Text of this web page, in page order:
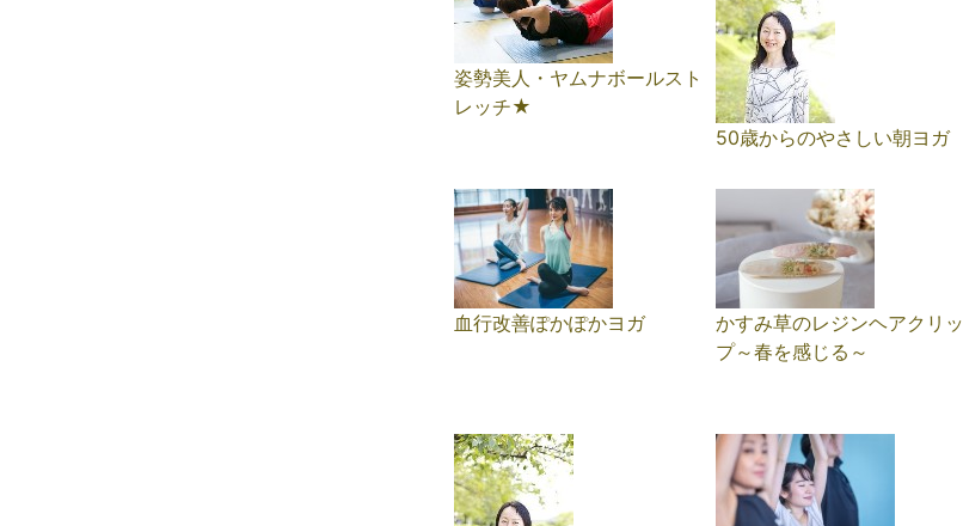
姿勢美人・ヤムナボールスト
レッチ★
50歳からのやさしい朝ヨガ
血行改善ぽかぽかヨガ
かすみ草のレジンヘアクリッ
プ～春を感じる～